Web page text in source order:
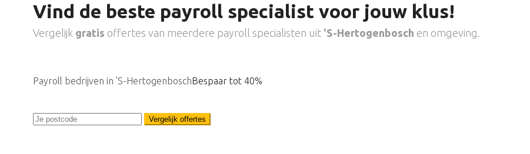
Vind de beste payroll specialist voor jouw klus!
Vergelijk gratis offertes van meerdere payroll specialisten uit 'S-Hertogenbosch en omgeving.
Payroll bedrijven in 'S-HertogenboschBespaar tot 40%
Vergelijk offertes